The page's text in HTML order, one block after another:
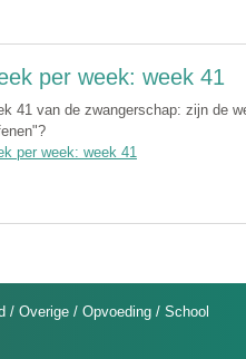
per week: week 41
41 van de zwangerschap: zijn de
per week: week 41
/ Overige / Opvoeding / School